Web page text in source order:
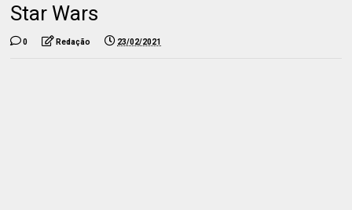
Star Wars
0 Redação 23/02/2021